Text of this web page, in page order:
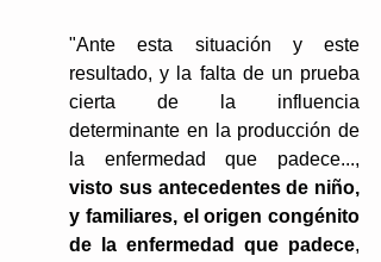
"Ante esta situación y este
resultado, y la falta de un prueba
cierta de la influencia
determinante en la producción de
visto sus antecedentes de niño,
y familiares, el origen congénito
de la enfermedad que padece